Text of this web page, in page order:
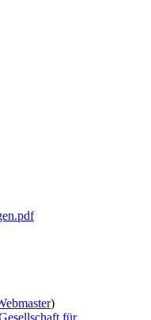
)
für